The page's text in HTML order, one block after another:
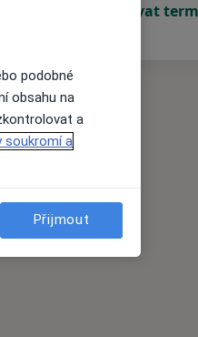
Rezervovat
podobné
obsahu na
a
soukromí a
Přijmout